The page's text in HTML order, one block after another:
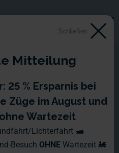
Schließen
Mitteilung
25 % Ersparnis bei
Züge im August und
Wartezeit
Lichterfahrt 🛥️
Besuch OHNE Wartezeit 🚂